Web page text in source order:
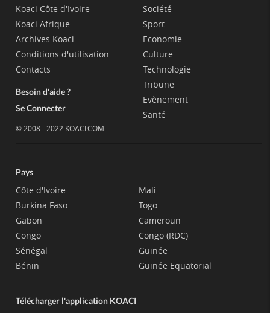
Koaci Côte d'Ivoire
Koaci Afrique
Archives Koaci
Conditions d'utilisation
Contacts
Besoin d'aide ?
Se Connecter
© 2008 - 2022 KOACI.COM
Société
Sport
Economie
Culture
Technologie
Tribune
Evènement
Santé
Pays
Côte d'Ivoire
Burkina Faso
Gabon
Congo
Sénégal
Bénin
Mali
Togo
Cameroun
Congo (RDC)
Guinée
Guinée Equatorial
Télécharger l'application KOACI